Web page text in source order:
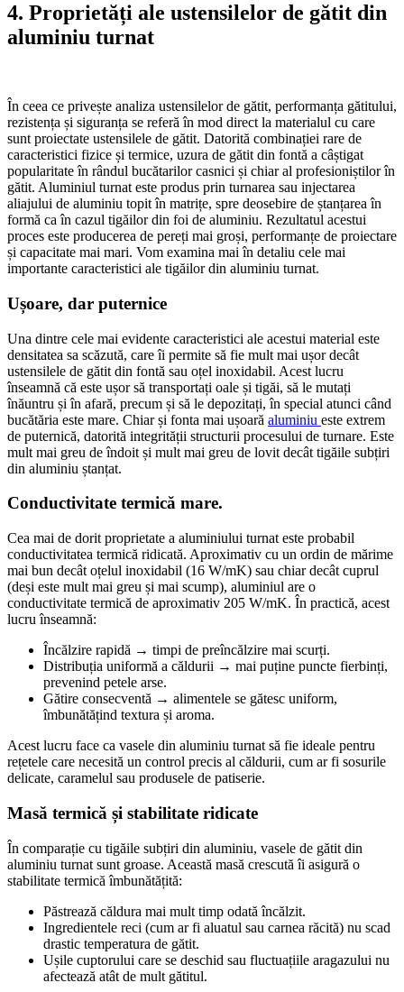
4. Proprietăți ale ustensilelor de gătit din
aluminiu turnat
În ceea ce privește analiza ustensilelor de gătit, performanța gătitului,
rezistența și siguranța se referă în mod direct la materialul cu care
sunt proiectate ustensilele de gătit. Datorită combinației rare de
caracteristici fizice și termice, uzura de gătit din fontă a câștigat
popularitate în rândul bucătarilor casnici și chiar al profesioniștilor în
gătit. Aluminiul turnat este produs prin turnarea sau injectarea
aliajului de aluminiu topit în matrițe, spre deosebire de ștanțarea în
formă ca în cazul tigăilor din foi de aluminiu. Rezultatul acestui
proces este producerea de pereți mai groși, performanțe de proiectare
și capacitate mai mari. Vom examina mai în detaliu cele mai
importante caracteristici ale tigăilor din aluminiu turnat.
Ușoare, dar puternice
Una dintre cele mai evidente caracteristici ale acestui material este
densitatea sa scăzută, care îi permite să fie mult mai ușor decât
ustensilele de gătit din fontă sau oțel inoxidabil. Acest lucru
înseamnă că este ușor să transportați oale și tigăi, să le mutați
înăuntru și în afară, precum și să le depozitați, în special atunci când
bucătăria este mare. Chiar și fonta mai ușoară aluminiu este extrem
de puternică, datorită integrității structurii procesului de turnare. Este
mult mai greu de îndoit și mult mai greu de lovit decât tigăile subțiri
din aluminiu ștanțat.
Conductivitate termică mare.
Cea mai de dorit proprietate a aluminiului turnat este probabil
conductivitatea termică ridicată. Aproximativ cu un ordin de mărime
mai bun decât oțelul inoxidabil (16 W/mK) sau chiar decât cuprul
(deși este mult mai greu și mai scump), aluminiul are o
conductivitate termică de aproximativ 205 W/mK. În practică, acest
lucru înseamnă:
Încălzire rapidă → timpi de preîncălzire mai scurți.
Distribuția uniformă a căldurii → mai puține puncte fierbinți,
prevenind petele arse.
Gătire consecventă → alimentele se gătesc uniform,
îmbunătățind textura și aroma.
Acest lucru face ca vasele din aluminiu turnat să fie ideale pentru
rețetele care necesită un control precis al căldurii, cum ar fi sosurile
delicate, caramelul sau produsele de patiserie.
Masă termică și stabilitate ridicate
În comparație cu tigăile subțiri din aluminiu, vasele de gătit din
aluminiu turnat sunt groase. Această masă crescută îi asigură o
stabilitate termică îmbunătățită:
Păstrează căldura mai mult timp odată încălzit.
Ingredientele reci (cum ar fi aluatul sau carnea răcită) nu scad
drastic temperatura de gătit.
Ușile cuptorului care se deschid sau fluctuațiile aragazului nu
afectează atât de mult gătitul.